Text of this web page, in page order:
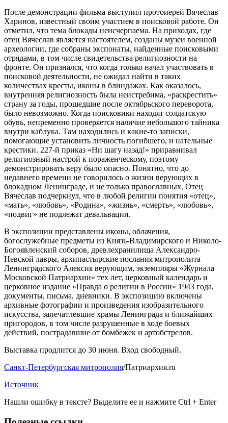
После демонстрации фильма выступил протоиерей Вячеслав
Харинов, известный своим участием в поисковой работе. Он
отметил, что тема блокады неисчерпаема. На приходах, где
отец Вячеслав является настоятелем, созданы музеи военной
археологии, где собраны экспонаты, найденные поисковыми
отрядами, в том числе свидетельства религиозности на
фронте. Он признался, что когда только начал участвовать в
поисковой деятельности, не ожидал найти в таких
количествах кресты, иконы в блиндажах. Как оказалось,
внутренняя религиозность была неистребима, «раскрестить»
страну за годы, прошедшие после октябрьского переворота,
было невозможно. Когда поисковики находят солдатскую
обувь, непременно проверяется наличие небольшого тайника
внутри каблука. Там находились и какие-то записки,
помогающие установить личность погибшего, и нательные
крестики. 227-й приказ «Ни шагу назад!» приравнивал
религиозный настрой к пораженческому, поэтому
демонстрировать веру было опасно. Понятно, что до
недавнего времени не говорилось о жизни верующих в
блокадном Ленинграде, и не только православных. Отец
Вячеслав подчеркнул, что в любой религии понятия «отец»,
«мать», «любовь», «Родина», «жизнь», «смерть», «любовь»,
«подвиг» не подлежат девальвации.
В экспозиции представлены иконы, облачения,
богослужебные предметы из Князь-Владимирского и Николо-
Богоявленский соборов, древлехранилища Александро-
Невской лавры, архипастырские послания митрополита
Ленинградского Алексия верующим, экземпляры «Журнала
Московской Патриархии» тех лет, церковный календарь и
церковное издание «Правда о религии в России» 1943 года,
документы, письма, дневники. В экспозицию включены
архивные фотографии и произведения изобразительного
искусства, запечатлевшие храмы Ленинграда и ближайших
пригородов, в том числе разрушенные в ходе боевых
действий, пострадавшие от бомбежек и артобстрелов.
Выставка продлится до 30 июня. Вход свободный.
Санкт-Петербургская митрополия/Патриархия.ru
Источник
Нашли ошибку в тексте? Выделите ее и нажмите Ctrl + Enter